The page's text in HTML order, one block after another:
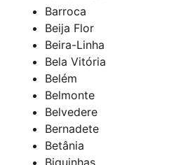
Barroca
Beija Flor
Beira-Linha
Bela Vitória
Belém
Belmonte
Belvedere
Bernadete
Betânia
Biquinhas